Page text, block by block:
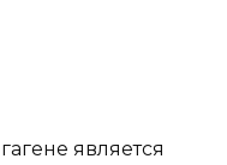
является